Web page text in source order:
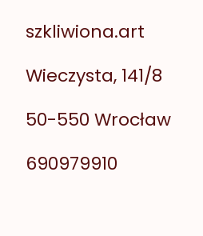
szkliwiona.art
Wieczysta, 141/8
50-550 Wrocław
690979910